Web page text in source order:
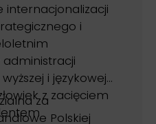
internacjonalizacji
i
i językowej
z zacięciem
za
Polskiej